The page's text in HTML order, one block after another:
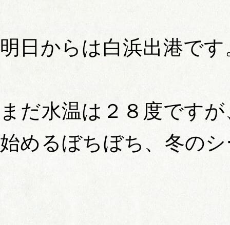
明日からは白浜出港です
まだ水温は２８度です
始めるぼちぼち、冬の